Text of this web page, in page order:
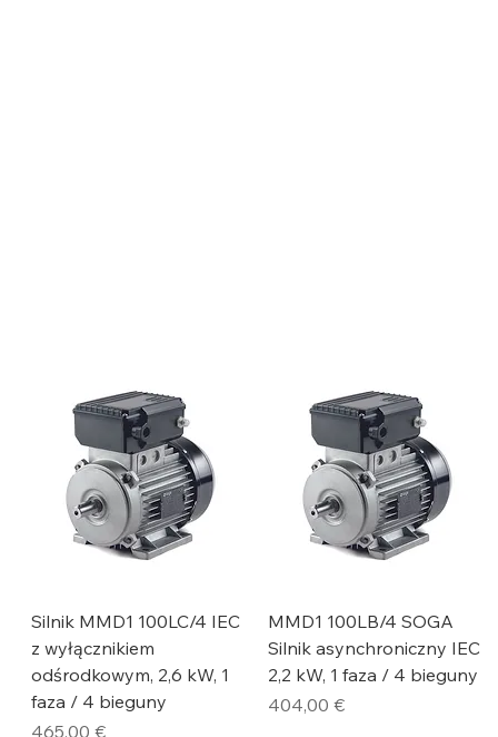
Silnik MMD1 100LC/4 IEC
z wyłącznikiem
odśrodkowym, 2,6 kW, 1
faza / 4 bieguny
Cena
465,00 €
MMD1 100LB/4 SOGA
Silnik asynchroniczny IEC
2,2 kW, 1 faza / 4 bieguny
Cena
404,00 €